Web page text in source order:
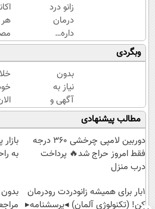
زانو درد
درمان
داره…
چرا
هنوز
داری
بهش
ظلم
می‌کنی؟
رو
👇
وبگردی
بدون
نیاز به
آگهی و
با یکبار
مراجعه
کد
مطالب پیشنهادی
دوربین لامپی چرخشی 360 درجه
فقط امروز حراج شد🔥 پرداخت
درب منزل
به
1بار برای همیشه زانودردت رودرمان
کن! (تکنولوژی آلمان) ◂پرسشنامه▸